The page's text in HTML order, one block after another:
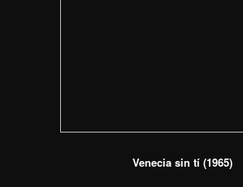
Venecia sin tí (1965)